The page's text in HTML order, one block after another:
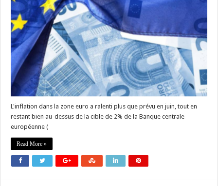
L'inflation dans la zone euro a ralenti plus que prévu en juin, tout en
restant bien au-dessus de la cible de 2% de la Banque centrale
européenne (
Read More »